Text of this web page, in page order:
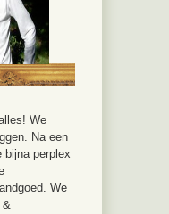
We
Na een
bijna perplex
We
&